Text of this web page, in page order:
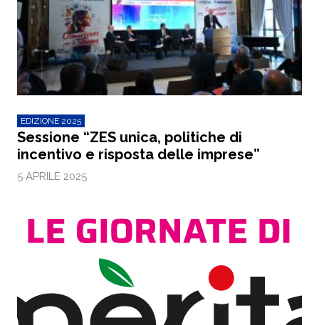
EDIZIONE 2025
Sessione “ZES unica, politiche di
incentivo e risposta delle imprese”
5 APRILE 2025